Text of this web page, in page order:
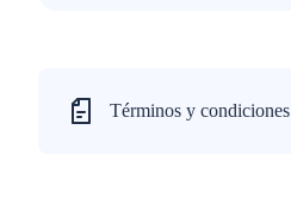
Términos y condiciones